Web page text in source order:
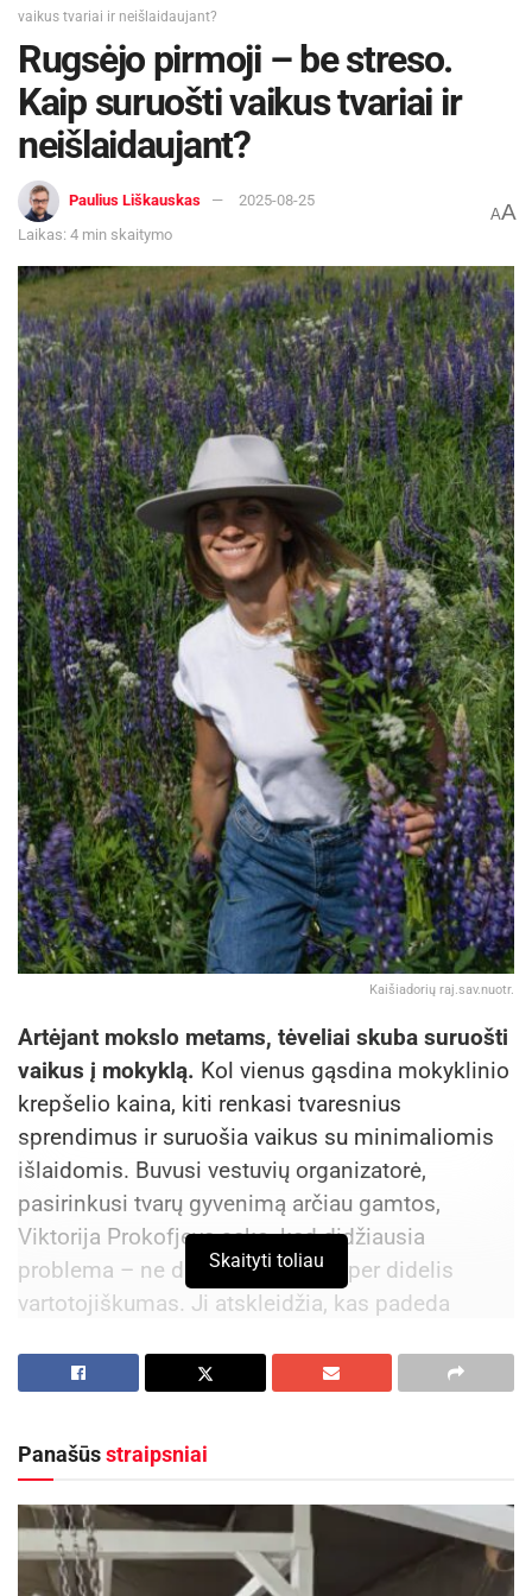
vaikus tvariai ir neišlaidaujant?
Rugsėjo pirmoji – be streso.
Kaip suruošti vaikus tvariai ir
neišlaidaujant?
Paulius Liškauskas
2025-08-25
Laikas: 4 min skaitymo
AA
Kaišiadorių raj.sav.nuotr.
Artėjant mokslo metams, tėveliai skuba suruošti
vaikus į mokyklą. Kol vienus gąsdina mokyklinio
krepšelio kaina, kiti renkasi tvaresnius
sprendimus ir suruošia vaikus su minimaliomis
išlaidomis. Buvusi vestuvių organizatorė,
pasirinkusi tvarų gyvenimą arčiau gamtos,
Viktorija Prokofjeva sako, kad didžiausia
problema – ne didelės kainos, o per didelis
vartotojiškumas. Ji atskleidžia, kas padeda
tarpu gamintojų ir importuotojų asociacijos
mokyklinį pasiruošimą padaryti draugiškesnį
gamtai.
Per brangu? O gal iš tiesų – per pigu?
Skaityti toliau
Panašūsstraipsniai